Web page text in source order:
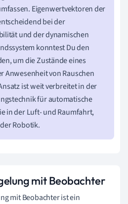
Eigenwertvektoren der
bei der
und der dynamischen
konntest Du den
um die Zustände eines
Anwesenheit von Rauschen
ist weit verbreitet in der
für automatische
in der Luft- und Raumfahrt,
Robotik.
mit Beobachter
mit Beobachter ist ein